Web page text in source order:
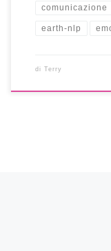
comunicazione
earth-nlp
di Terry